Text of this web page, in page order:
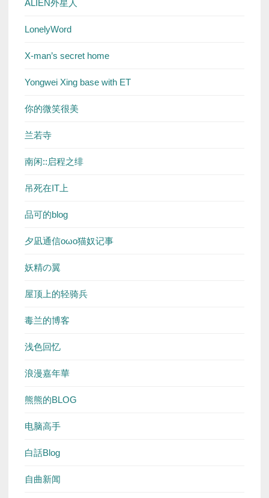
ALIEN外星人
LonelyWord
X-man’s secret home
Yongwei Xing base with ET
你的微笑很美
兰若寺
南闲::启程之绯
吊死在IT上
品可的blog
夕凪通信oωo猫奴记事
妖精の翼
屋顶上的轻骑兵
毒兰的博客
浅色回忆
浪漫嘉年華
熊熊的BLOG
电脑高手
白話Blog
自曲新闻